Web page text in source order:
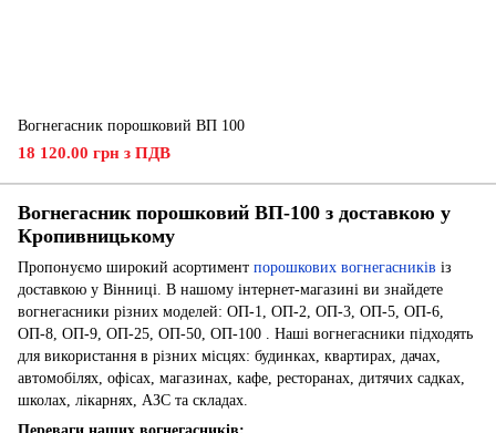
Вогнегасник порошковий ВП 100
18 120.00 грн з ПДВ
Вогнегасник порошковий ВП-100 з доставкою у
Кропивницькому
Пропонуємо широкий асортимент порошкових вогнегасників із
доставкою у Вінниці. В нашому інтернет-магазині ви знайдете
вогнегасники різних моделей: ОП-1, ОП-2, ОП-3, ОП-5, ОП-6,
ОП-8, ОП-9, ОП-25, ОП-50, ОП-100 . Наші вогнегасники підходять
для використання в різних місцях: будинках, квартирах, дачах,
автомобілях, офісах, магазинах, кафе, ресторанах, дитячих садках,
школах, лікарнях, АЗС та складах.